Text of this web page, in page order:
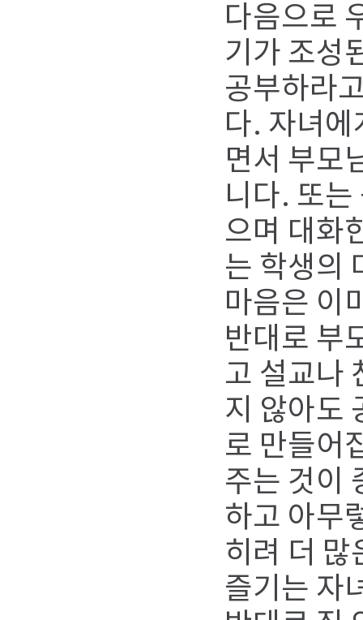
다음으로
기가 조성
공부하라
다. 자녀
면서 부모
니다. 또
으며 대화
는 학생의
마음은 이
반대로 부
고 설교나
지 않아도
로 만들어
주는 것이
하고 아무
히려 더 많
즐기는 자